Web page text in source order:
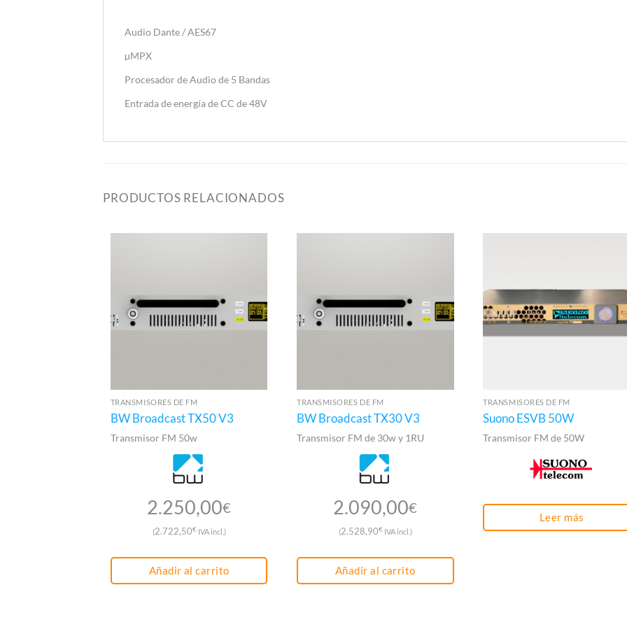
Audio Dante / AES67
µMPX
Procesador de Audio de 5 Bandas
Entrada de energía de CC de 48V
PRODUCTOS RELACIONADOS
TRANSMISORES DE FM
BW Broadcast TX50 V3
Transmisor FM 50w
2.250,00€
(2.722,50€IVA incl.)
Añadir al carrito
TRANSMISORES DE FM
BW Broadcast TX30 V3
Transmisor FM de 30w y 1RU
2.090,00€
(2.528,90€IVA incl.)
Añadir al carrito
TRANSMISORES DE FM
Suono ESVB 50W
Transmisor FM de 50W
Leer más